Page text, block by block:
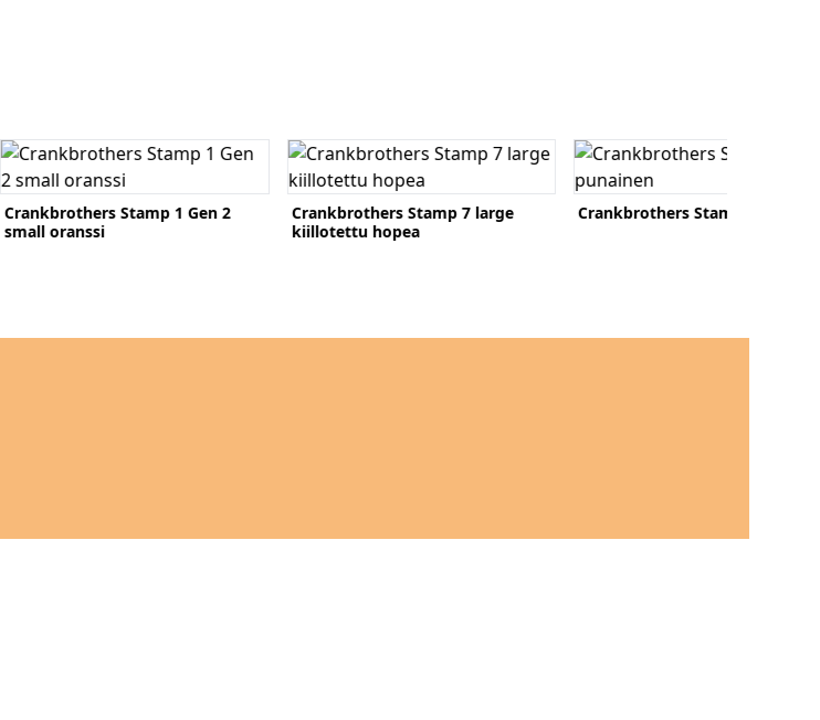
Katso tuote
Crankbrothers Stamp 1 Gen 2
small oranssi
Katso tuote
Crankbrothers Stamp 7 large
kiillotettu hopea
Katso tuote
Crankbrothers Stamp 7